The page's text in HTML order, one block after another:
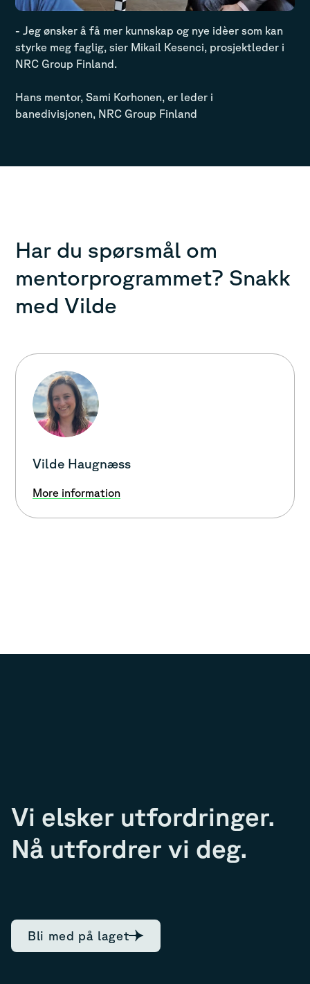
- Jeg ønsker å få mer kunnskap og nye idèer som kan
styrke meg faglig, sier Mikail Kesenci, prosjektleder i
NRC Group Finland.
Hans mentor, Sami Korhonen, er leder i
banedivisjonen, NRC Group Finland
Har du spørsmål om
mentorprogrammet? Snakk
med Vilde
Vilde Haugnæss
More information
Vi elsker utfordringer.
Nå utfordrer vi deg.
Bli med på laget